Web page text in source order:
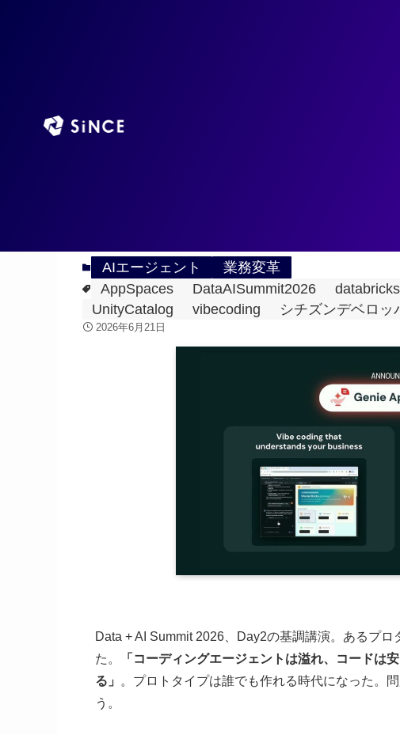
AIエージェント
業務変革
AppSpaces
DataAISummit2026 databricks
UnityCatalog
vibecoding シチズンデベロッ
2026年6月21日
Data + AI Summit 2026、Day2の基調講演。あるプ
た。
「コーディングエージェントは溢れ、コードは
る」
。プロトタイプは誰でも作れる時代になった
う。